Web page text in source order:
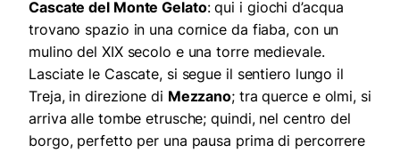
Cascate del Monte Gelato: qui i giochi d’acqua
trovano spazio in una cornice da fiaba, con un
mulino del XIX secolo e una torre medievale.
Lasciate le Cascate, si segue il sentiero lungo il
Treja, in direzione di Mezzano; tra querce e olmi, si
arriva alle tombe etrusche; quindi, nel centro del
borgo, perfetto per una pausa prima di percorrere